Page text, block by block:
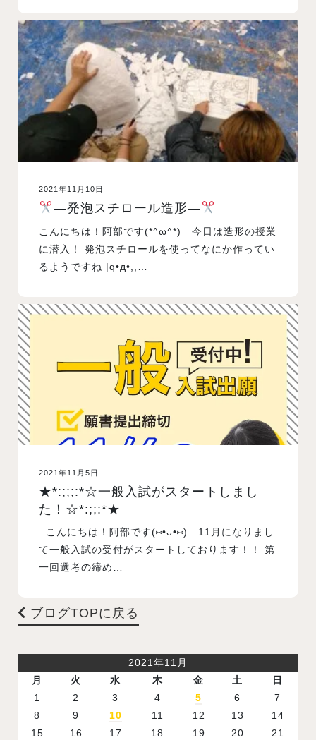
2021年11月10日
—発泡スチロール造形—
こんにちは！阿部です(*^ω^*) 今日は造形の授業
に潜入！ 発泡スチロールを使ってなにか作ってい
るようですね |q•д•,,…
2021年11月5日
★*:;;;:*☆一般入試がスタートしまし
た！☆*:;;:*★
こんにちは！阿部です(⑅•ᴗ•⑅) 11月になりまし
て一般入試の受付がスタートしております！！ 第
一回選考の締め…
ブログTOPに戻る
2021年11月
月
火 水 木 金 土
日
1
2 3 4 5 6
7
8
9 10 11 12 13
14
15
16 17 18 19 20 21